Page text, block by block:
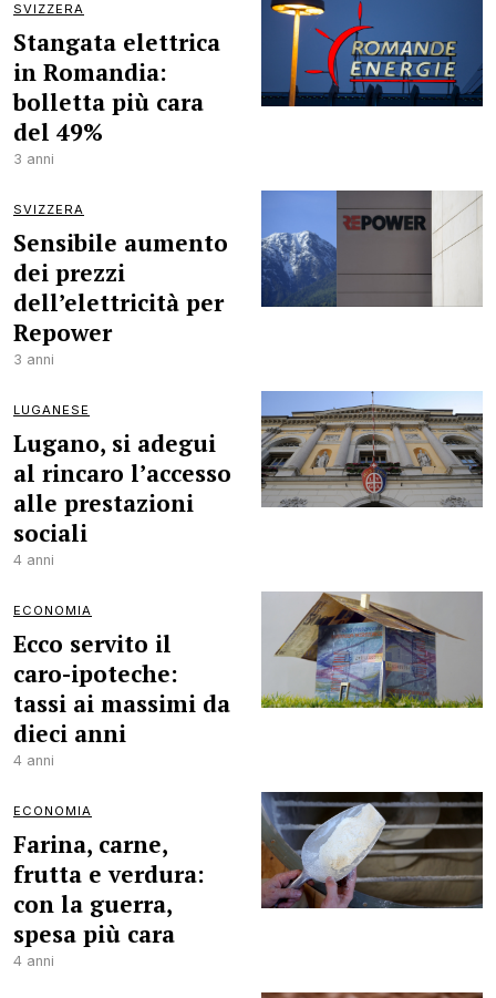
SVIZZERA
Stangata elettrica
in Romandia:
bolletta più cara
del 49%
3 anni
SVIZZERA
Sensibile aumento
dei prezzi
dell’elettricità per
Repower
3 anni
LUGANESE
Lugano, si adegui
al rincaro l’accesso
alle prestazioni
sociali
4 anni
ECONOMIA
Ecco servito il
caro-ipoteche:
tassi ai massimi da
dieci anni
4 anni
ECONOMIA
Farina, carne,
frutta e verdura:
con la guerra,
spesa più cara
4 anni